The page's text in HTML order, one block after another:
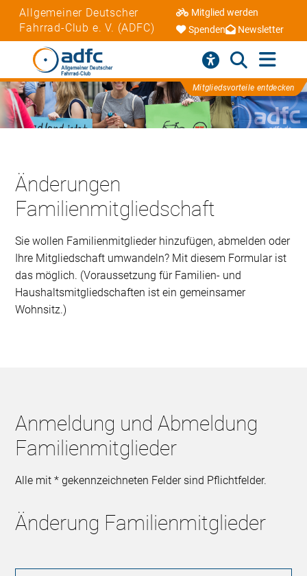
Allgemeiner Deutscher
Fahrrad-Club e. V. (ADFC)
Mitglied werden
Spenden
Newsletter
Mitgliedsvorteile entdecken
Änderungen
Familienmitgliedschaft
Sie wollen Familienmitglieder hinzufügen, abmelden oder
Ihre Mitgliedschaft umwandeln? Mit diesem Formular ist
das möglich. (Voraussetzung für Familien- und
Haushaltsmitgliedschaften ist ein gemeinsamer
Wohnsitz.)
Anmeldung und Abmeldung
Familienmitglieder
Alle mit * gekennzeichneten Felder sind Pflichtfelder.
Änderung Familienmitglieder